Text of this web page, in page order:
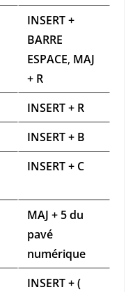
INSERT +
BARRE
ESPACE, MAJ
+ R
INSERT + R
INSERT + B
INSERT + C
MAJ + 5 du
pavé
numérique
INSERT + (